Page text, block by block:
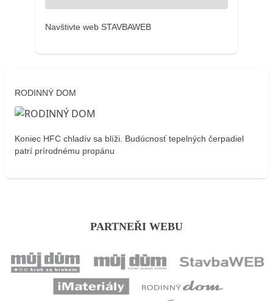
Navštivte web STAVBAWEB
RODINNÝ DOM
Koniec HFC chladív sa blíži. Budúcnosť tepelných čerpadiel
patrí prírodnému propánu
PARTNEŘI WEBU